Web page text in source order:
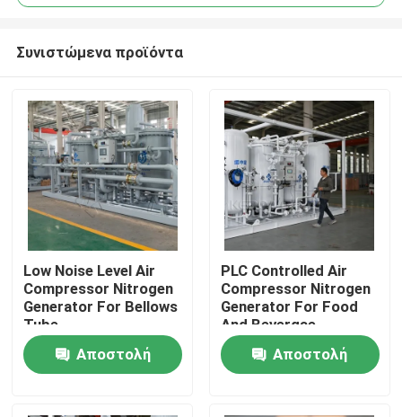
Σπίτι
Προϊόντα
Συνιστώμενα προϊόντα
Low Noise Level Air
Compressor Nitrogen
Generator For Bellows
Tube
Αποστολή
PLC Controlled Air
Compressor Nitrogen
Generator For Food
And Bevergae
Αποστολή